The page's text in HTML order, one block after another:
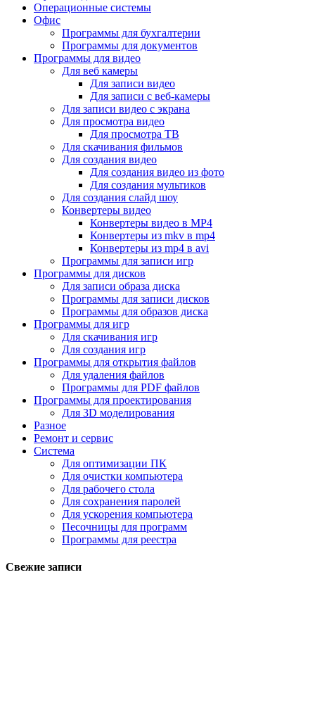
Операционные системы
Офис
Программы для бухгалтерии
Программы для документов
Программы для видео
Для веб камеры
Для записи видео
Для записи с веб-камеры
Для записи видео с экрана
Для просмотра видео
Для просмотра ТВ
Для скачивания фильмов
Для создания видео
Для создания видео из фото
Для создания мультиков
Для создания слайд шоу
Конвертеры видео
Конвертеры видео в MP4
Конвертеры из mkv в mp4
Конвертеры из mp4 в avi
Программы для записи игр
Программы для дисков
Для записи образа диска
Программы для записи дисков
Программы для образов диска
Программы для игр
Для скачивания игр
Для создания игр
Программы для открытия файлов
Для удаления файлов
Программы для PDF файлов
Программы для проектирования
Для 3D моделирования
Разное
Ремонт и сервис
Система
Для оптимизации ПК
Для очистки компьютера
Для рабочего стола
Для сохранения паролей
Для ускорения компьютера
Песочницы для программ
Программы для реестра
Свежие записи